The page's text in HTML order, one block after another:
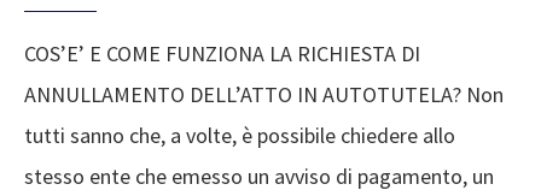
COS’E’ E COME FUNZIONA LA RICHIESTA DI
ANNULLAMENTO DELL’ATTO IN AUTOTUTELA? Non
tutti sanno che, a volte, è possibile chiedere allo
stesso ente che emesso un avviso di pagamento, un